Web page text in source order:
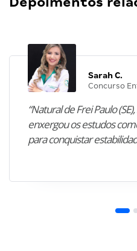
Sarah C.
Concurso
“Natural de Frei Paulo
enxergou os estudos
para conquistar